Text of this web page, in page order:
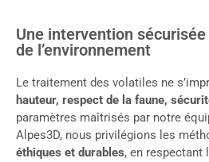
Une intervention
de l’environnement
Le traitement des volatiles ne
hauteur, respect de la faune,
paramètres maîtrisés par notre
Alpes3D, nous privilégions les
éthiques et durables, en respectant